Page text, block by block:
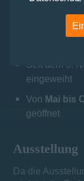
Seit dem 9.
eingeweiht
Von Mai bis
geöffnet
Ausstellung
Da die